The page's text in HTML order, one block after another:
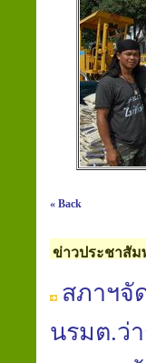
« Back
ข่าวประชาสัม
สภาฯจั
นรมต.ว่